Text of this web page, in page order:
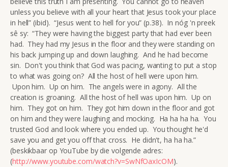
unless you believe with all your heart that Jesus took your place
in hell” (ibid). “Jesus went to hell for you” (p.38). In nóg 'n preek
sê sy: “They were having the biggest party that had ever been
had. They had my Jesus in the floor and they were standing on
his back jumping up and down laughing. And he had become
sin. Don't you think that God was pacing, wanting to put a stop
to what was going on? All the host of hell were upon him.
Upon him. Up on him. The angels were in agony. All the
creation is groaning. All the host of hell was upon him. Up on
him. They got on him. They got him down in the floor and got
on him and they were laughing and mocking. Ha ha ha ha. You
trusted God and look where you ended up. You thought he'd
save you and get you off that cross. He didn't, ha ha ha.”
(beskikbaar op YouTube by die volgende adres:
(http://www.youtube.com/watch?v=SwNfOaxIcOM).